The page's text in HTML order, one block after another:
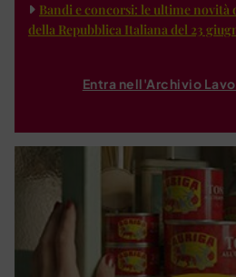
Bandi e concorsi: le ultime novità
della Repubblica Italiana del 23
Entra nell'Archivio